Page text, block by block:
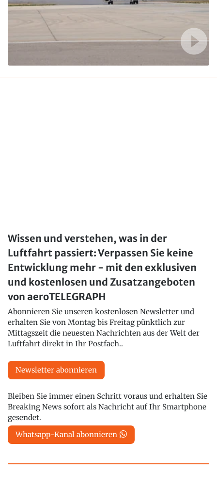
Wissen und verstehen, was in der
Luftfahrt passiert: Verpassen Sie keine
Entwicklung mehr - mit den exklusiven
und kostenlosen und Zusatzangeboten
von aeroTELEGRAPH
Abonnieren Sie unseren kostenlosen Newsletter und
erhalten Sie von Montag bis Freitag pünktlich zur
Mittagszeit die neuesten Nachrichten aus der Welt der
Luftfahrt direkt in Ihr Postfach..
Newsletter abonnieren
Bleiben Sie immer einen Schritt voraus und erhalten Sie
Breaking News sofort als Nachricht auf Ihr Smartphone
gesendet.
Whatsapp-Kanal abonnieren